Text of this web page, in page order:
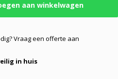
aan winkelwagen
Vraag een offerte aan
in huis